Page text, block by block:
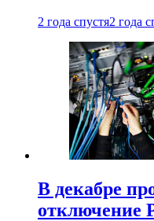
2 года спустя2 года
В декабре
отключение